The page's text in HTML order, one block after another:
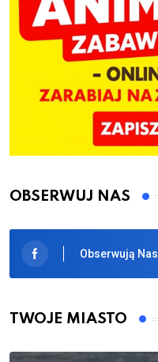
OBSERWUJ NAS
Obserwują Nas
TWOJE MIASTO